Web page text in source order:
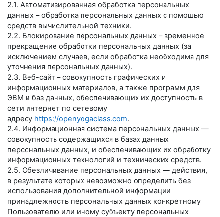
2.1. Автоматизированная обработка персональных
данных – обработка персональных данных с помощью
средств вычислительной техники.
2.2. Блокирование персональных данных – временное
прекращение обработки персональных данных (за
исключением случаев, если обработка необходима для
уточнения персональных данных).
2.3. Веб-сайт – совокупность графических и
информационных материалов, а также программ для
ЭВМ и баз данных, обеспечивающих их доступность в
сети интернет по сетевому
адресу https://openyogaclass.com.
2.4. Информационная система персональных данных —
совокупность содержащихся в базах данных
персональных данных, и обеспечивающих их обработку
информационных технологий и технических средств.
2.5. Обезличивание персональных данных — действия,
в результате которых невозможно определить без
использования дополнительной информации
принадлежность персональных данных конкретному
Пользователю или иному субъекту персональных